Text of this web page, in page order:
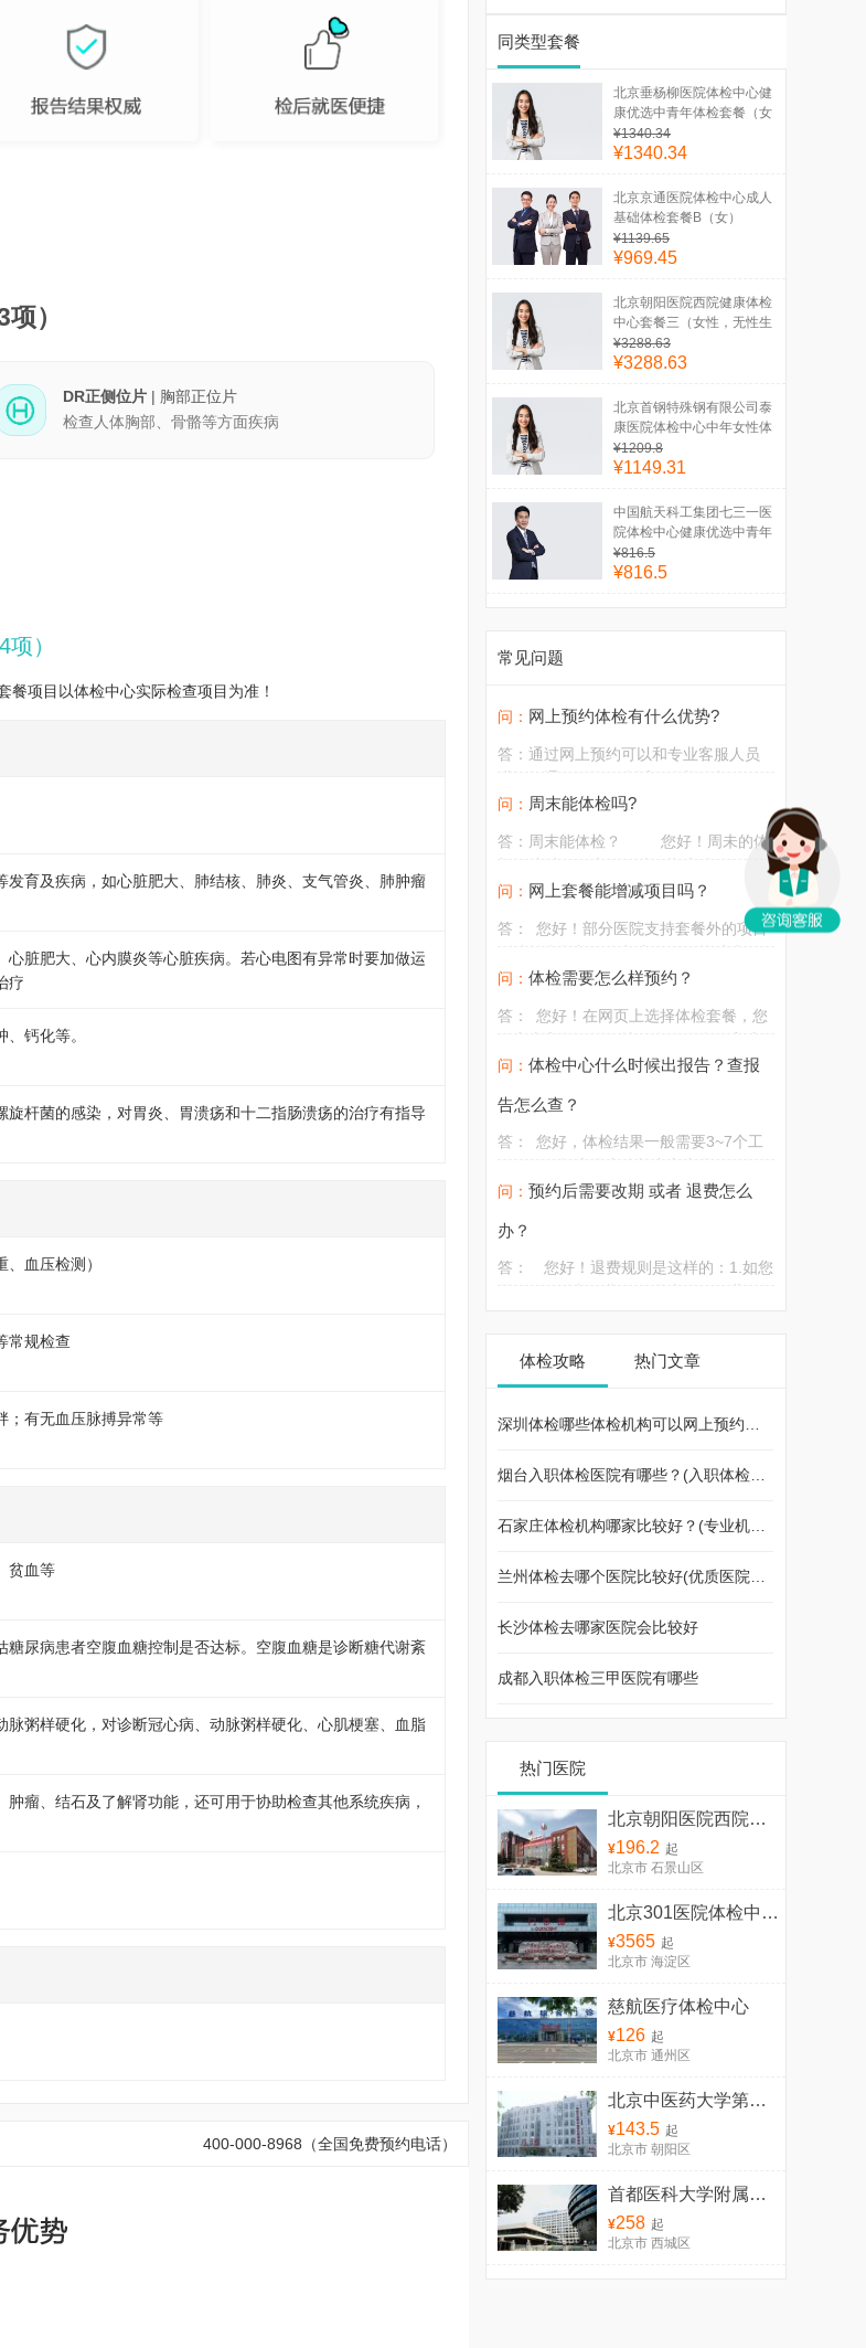
）
DR正侧位片 | 胸部正位片
检查人体胸部、骨骼等方面疾病
）
项目以体检中心实际检查项目为准！
育及疾病，如心脏肥大、肺结核、肺炎、支气管炎、肺肿瘤
脏肥大、心内膜炎等心脏疾病。若心电图有异常时要加做运
疗
钙化等。
杆菌的感染，对胃炎、胃溃疡和十二指肠溃疡的治疗有指导
血压检测）
常规检查
；有无血压脉搏异常等
贫血等
尿病患者空腹血糖控制是否达标。空腹血糖是诊断糖代谢紊
粥样硬化，对诊断冠心病、动脉粥样硬化、心肌梗塞、血脂
瘤、结石及了解肾功能，还可用于协助检查其他系统疾病，
400-000-8968（全国免费预约电话）
同类型套餐
北京垂杨柳医院体检中心健
康优选中青年体检套餐（女
已婚）
¥1340.34
¥1340.34
北京京通医院体检中心成人
基础体检套餐B（女）
¥1139.65
¥969.45
北京朝阳医院西院健康体检
中心套餐三（女性，无性生
活史）
¥3288.63
¥3288.63
北京首钢特殊钢有限公司泰
康医院体检中心中年女性体
检套餐
¥1209.8
¥1149.31
中国航天科工集团七三一医
院体检中心健康优选中青年
体检套餐（男）
¥816.5
¥816.5
常见问题
问： 网上预约体检有什么优势?
答： 通过网上预约可以和专业客服人员
外，在体检当天到体检中心直接在前台
缴费的流程，并且还可享受团体体检的
管理专家为您解读报告，从检前到检
后，为您提供便捷的服务。
问： 周末能体检吗?
答： 周末能体检？ 您好！周未的体
疑问，请您致电客服热线400-000-8968
问： 网上套餐能增减项目吗？
答：
您好！部分医院支持套餐外的项目
能更换。
问： 体检需要怎么样预约？
答：
您好！在网页上选择体检套餐，您
在线付款，预约体检时间即可生效。体
办理体检。
问： 体检中心什么时候出报告？查报
告怎么查？
答：
您好，体检结果一般需要3~7个工
详细可在当天体检结束后直接问询前台
式。
问： 预约后需要改期 或者 退费怎么
办？
答：
您好！退费规则是这样的：1.如您
的，我们会按套餐金额10%来收取服务
费。如需退费或者改期都可以个人中心
申请。也可以咨询客服热线：400-000-
8968或在线客服咨询。
体检攻略 热门文章
长沙体检去哪家医院会比较好
成都入职体检三甲医院有哪些
热门医院
北京朝阳医院西院健康体检中心
¥196.2 起
北京市 石景山区
北京301医院体检中心（门诊体检）
¥3565 起
北京市 海淀区
慈航医疗体检中心
¥126 起
北京市 通州区
北京中医药大学第三附属医院体检中心
¥143.5 起
北京市 朝阳区
首都医科大学附属宣武医院体检中心
¥258 起
北京市 西城区